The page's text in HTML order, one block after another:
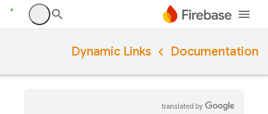
Documentation
Dynamic Links